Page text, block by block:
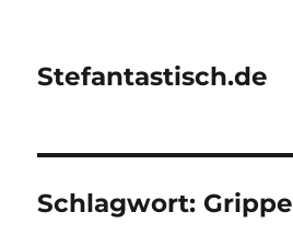
Stefantastisch.de
Schlagwort: Grippe